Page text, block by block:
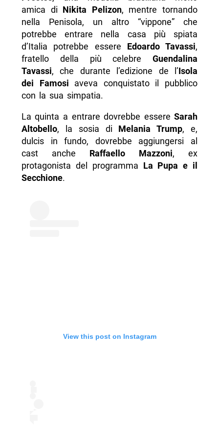
amica di Nikita Pelizon, mentre tornando
nella Penisola, un altro “vippone” che
potrebbe entrare nella casa più spiata
d’Italia potrebbe essere Edoardo Tavassi,
fratello della più celebreGuendalina
Tavassi, che durante l’edizione de l’Isola
dei Famosi aveva conquistato il pubblico
con la sua simpatia.
La quinta a entrare dovrebbe essereSarah
Altobello, la sosia di Melania Trump, e,
dulcis in fundo, dovrebbe aggiungersi al
cast anche Raffaello Mazzoni, ex
protagonista del programma La Pupa e il
Secchione.
View this post on Instagram